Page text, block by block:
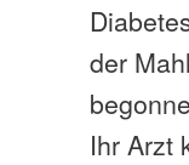
der
Ihr Arzt